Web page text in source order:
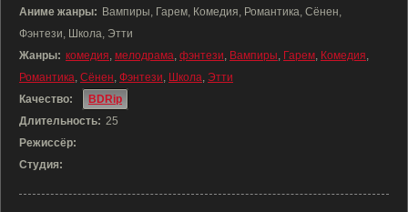
Аниме жанры: Вампиры, Гарем, Комедия, Романтика, Сёнен,
Фэнтези, Школа, Этти
Жанры: комедия, мелодрама, фэнтези, Вампиры, Гарем, Комедия,
Романтика, Сёнен, Фэнтези, Школа, Этти
Качество:
BDRip
Длительность: 25
Режиссёр:
Студия: